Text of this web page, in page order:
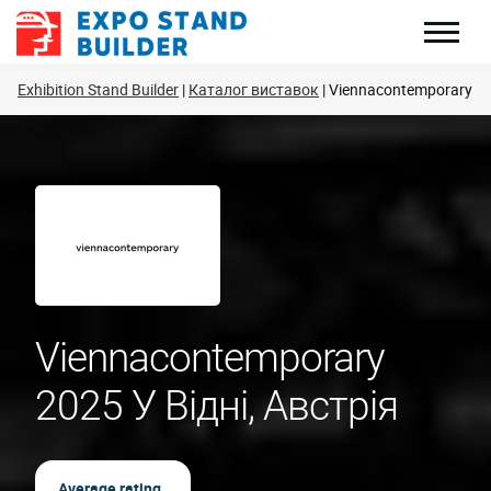
Перейти
Exhibition Stand Builder Каталог виставок Viennacontemporary
Viennacontemporary
2025 У Відні, Австрія